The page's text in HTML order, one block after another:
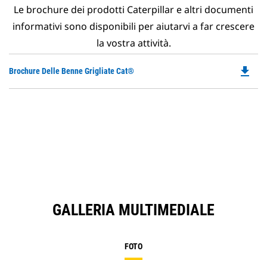
Le brochure dei prodotti Caterpillar e altri documenti
informativi sono disponibili per aiutarvi a far crescere
la vostra attività.
Brochure Delle Benne Grigliate Cat® file_download
GALLERIA MULTIMEDIALE
FOTO